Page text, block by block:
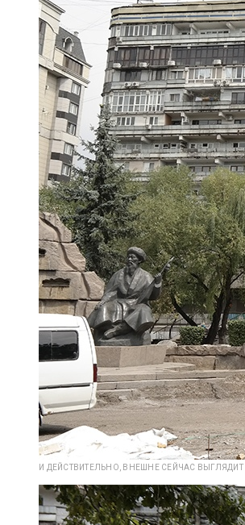
И ДЕЙСТВИТЕЛЬНО, ВНЕШНЕ СЕЙЧАС